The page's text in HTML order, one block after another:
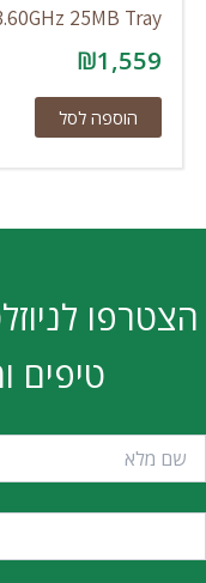
25MB Tray
₪1,559
הוספה לסל
הצטרפו
טיפים